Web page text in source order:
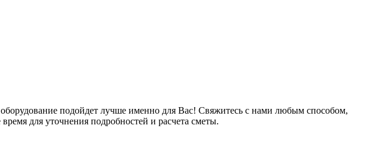
подойдет лучше именно для Вас! Свяжитесь с нами любым способом,
для уточнения подробностей и расчета сметы.